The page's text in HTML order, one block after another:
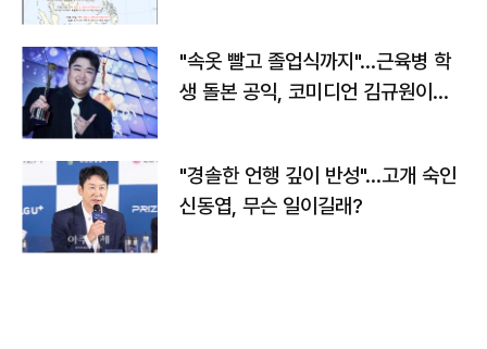
"속옷 빨고 졸업식까지"…근육병 학
생 돌본 공익, 코미디언 김규원이었
"경솔한 언행 깊이 반성"…고개 숙인
신동엽, 무슨 일이길래?